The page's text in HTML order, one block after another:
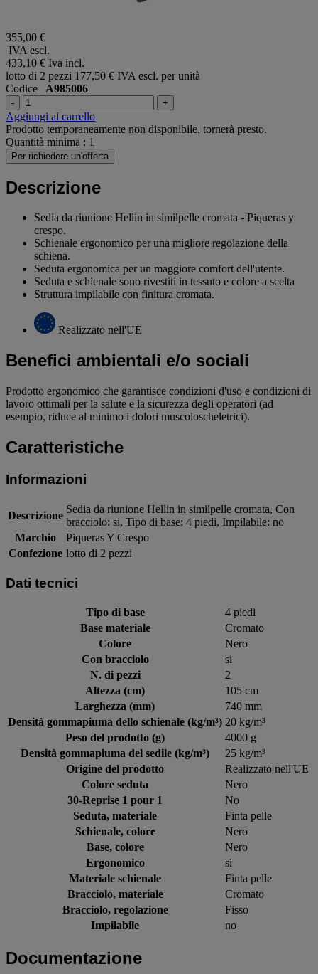
355,00 €
IVA escl.
433,10 € Iva incl.
lotto di 2 pezzi 177,50 € IVA escl. per unità
Codice A985006
- +
Aggiungi al carrello
Prodotto temporaneamente non disponibile, tornerà presto.
Quantità minima : 1
Per richiedere un'offerta
Descrizione
Sedia da riunione Hellin in similpelle cromata - Piqueras y
crespo.
Schienale ergonomico per una migliore regolazione della
schiena.
Seduta ergonomica per un maggiore comfort dell'utente.
Seduta e schienale sono rivestiti in tessuto e colore a scelta
Struttura impilabile con finitura cromata.
Realizzato nell'UE
Benefici ambientali e/o sociali
Prodotto ergonomico che garantisce condizioni d'uso e condizioni di
lavoro ottimali per la salute e la sicurezza degli operatori (ad
esempio, riduce al minimo i dolori muscoloscheletrici).
Caratteristiche
Informazioni
Descrizione
Sedia da riunione Hellin in similpelle cromata, Con
bracciolo: si, Tipo di base: 4 piedi, Impilabile: no
Marchio
Piqueras Y Crespo
Confezione lotto di 2 pezzi
Dati tecnici
Tipo di base
4 piedi
Base materiale
Cromato
Colore
Nero
Con bracciolo
si
N. di pezzi
2
Altezza (cm)
105 cm
Larghezza (mm)
740 mm
Densità gommapiuma dello schienale (kg/m³) 20 kg/m³
Peso del prodotto (g)
4000 g
Densità gommapiuma del sedile (kg/m³)
25 kg/m³
Origine del prodotto
Realizzato nell'UE
Colore seduta
Nero
30-Reprise 1 pour 1
No
Seduta, materiale
Finta pelle
Schienale, colore
Nero
Base, colore
Nero
Ergonomico
si
Materiale schienale
Finta pelle
Bracciolo, materiale
Cromato
Bracciolo, regolazione
Fisso
Impilabile
no
Documentazione